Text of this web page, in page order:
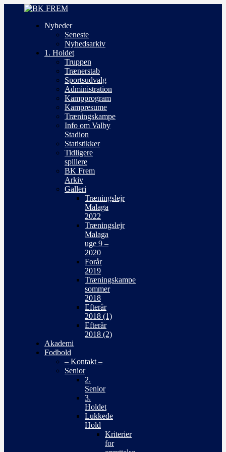
Nyheder
Seneste
Nyhedsarkiv
1. Holdet
Truppen
Trænerstab
Sportsudvalg
Administration
Kampprogram
Kampresume
Træningskampe
Info om Valby
Stadion
Statistikker
Tidligere
spillere
BK Frem
Arkiv
Galleri
Træningslejr
Malaga
2022
Træningslejr
Malaga
uge 9 –
2020
Forår
2019
Træningskampe
sommer
2018
Efterår
2018 (1)
Efterår
2018 (2)
Akademi
Fodbold
– Kontakt –
Senior
2.
Senior
3.
Holdet
Lukkede
Hold
Kriterier
for